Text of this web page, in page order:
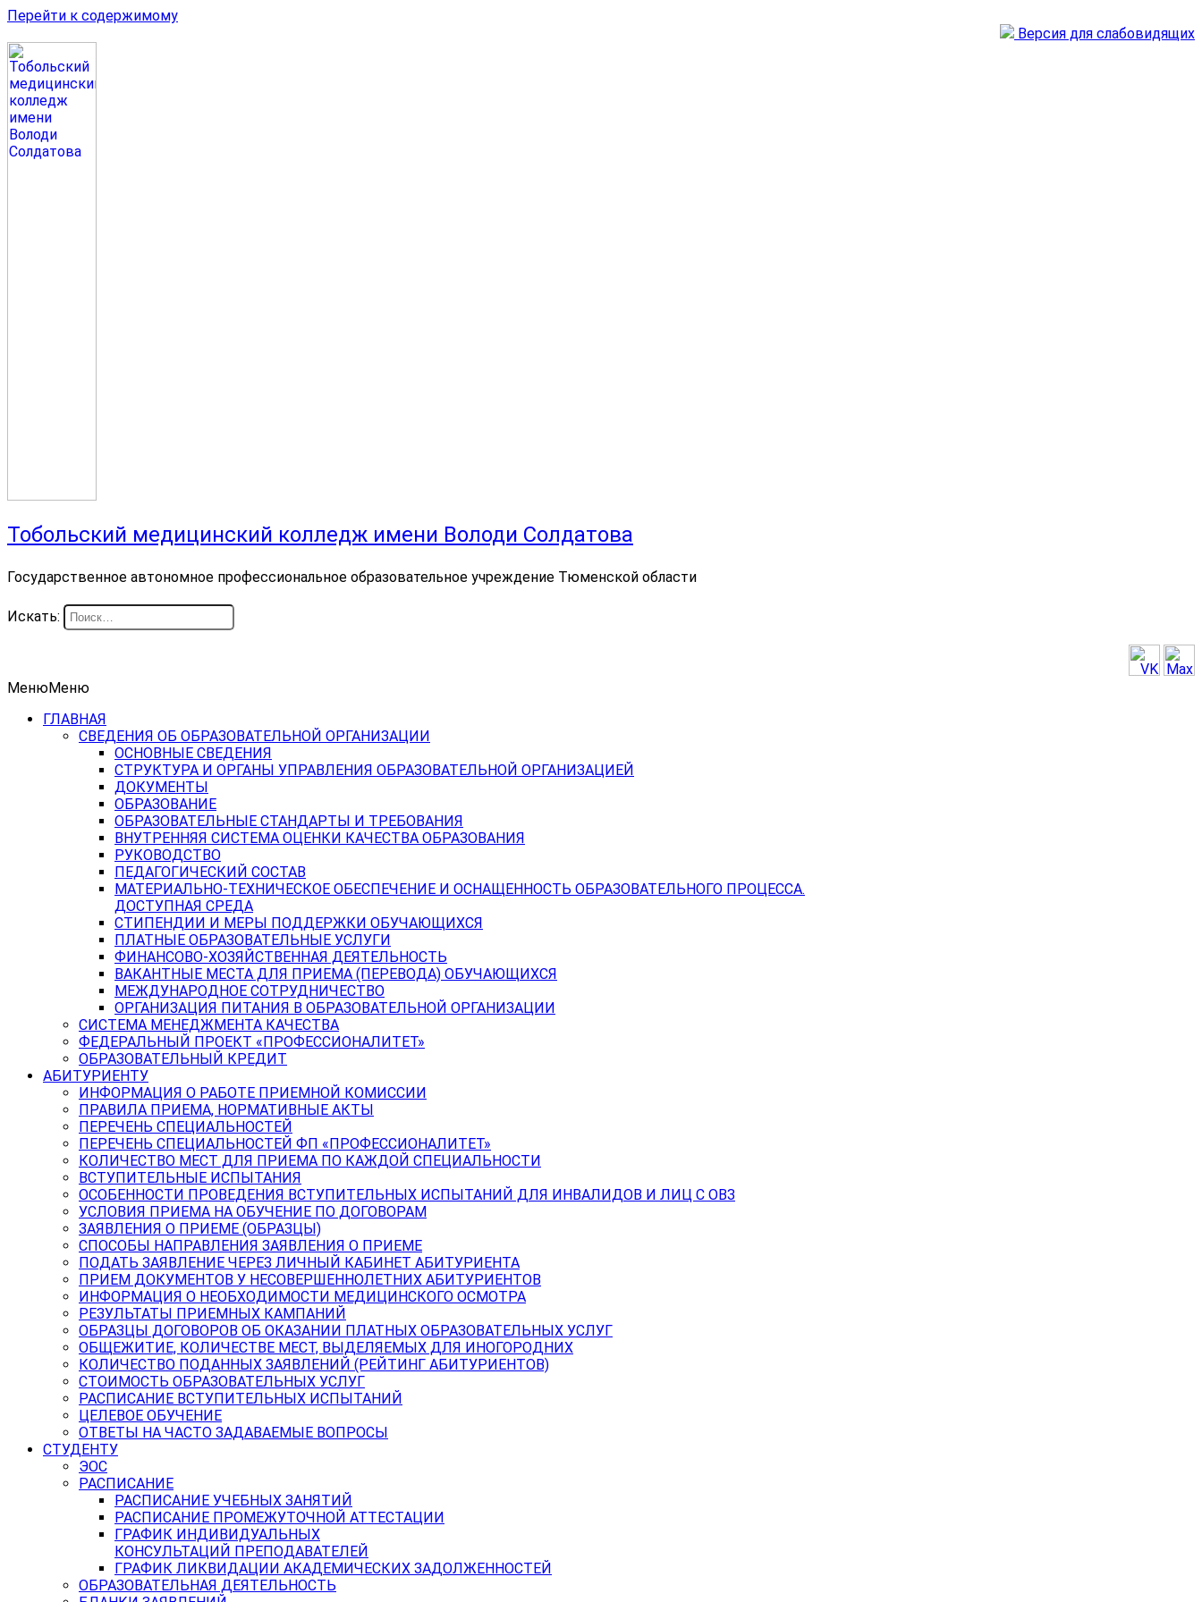
Перейти к содержимому
Версия для слабовидящих
Тобольский медицинский колледж имени Володи Солдатова
Государственное автономное профессиональное образовательное учреждение Тюменской области
Искать:
МенюМеню
ГЛАВНАЯ
СВЕДЕНИЯ ОБ ОБРАЗОВАТЕЛЬНОЙ ОРГАНИЗАЦИИ
ОСНОВНЫЕ СВЕДЕНИЯ
СТРУКТУРА И ОРГАНЫ УПРАВЛЕНИЯ ОБРАЗОВАТЕЛЬНОЙ ОРГАНИЗАЦИЕЙ
ДОКУМЕНТЫ
ОБРАЗОВАНИЕ
ОБРАЗОВАТЕЛЬНЫЕ СТАНДАРТЫ И ТРЕБОВАНИЯ
ВНУТРЕННЯЯ СИСТЕМА ОЦЕНКИ КАЧЕСТВА ОБРАЗОВАНИЯ
РУКОВОДСТВО
ПЕДАГОГИЧЕСКИЙ СОСТАВ
МАТЕРИАЛЬНО-ТЕХНИЧЕСКОЕ ОБЕСПЕЧЕНИЕ И ОСНАЩЕННОСТЬ ОБРАЗОВАТЕЛЬНОГО ПРОЦЕССА.
ДОСТУПНАЯ СРЕДА
СТИПЕНДИИ И МЕРЫ ПОДДЕРЖКИ ОБУЧАЮЩИХСЯ
ПЛАТНЫЕ ОБРАЗОВАТЕЛЬНЫЕ УСЛУГИ
ФИНАНСОВО-ХОЗЯЙСТВЕННАЯ ДЕЯТЕЛЬНОСТЬ
ВАКАНТНЫЕ МЕСТА ДЛЯ ПРИЕМА (ПЕРЕВОДА) ОБУЧАЮЩИХСЯ
МЕЖДУНАРОДНОЕ СОТРУДНИЧЕСТВО
ОРГАНИЗАЦИЯ ПИТАНИЯ В ОБРАЗОВАТЕЛЬНОЙ ОРГАНИЗАЦИИ
СИСТЕМА МЕНЕДЖМЕНТА КАЧЕСТВА
ФЕДЕРАЛЬНЫЙ ПРОЕКТ «ПРОФЕССИОНАЛИТЕТ»
ОБРАЗОВАТЕЛЬНЫЙ КРЕДИТ
АБИТУРИЕНТУ
ИНФОРМАЦИЯ О РАБОТЕ ПРИЕМНОЙ КОМИССИИ
ПРАВИЛА ПРИЕМА, НОРМАТИВНЫЕ АКТЫ
ПЕРЕЧЕНЬ СПЕЦИАЛЬНОСТЕЙ
ПЕРЕЧЕНЬ СПЕЦИАЛЬНОСТЕЙ ФП «ПРОФЕССИОНАЛИТЕТ»
КОЛИЧЕСТВО МЕСТ ДЛЯ ПРИЕМА ПО КАЖДОЙ СПЕЦИАЛЬНОСТИ
ВСТУПИТЕЛЬНЫЕ ИСПЫТАНИЯ
ОСОБЕННОСТИ ПРОВЕДЕНИЯ ВСТУПИТЕЛЬНЫХ ИСПЫТАНИЙ ДЛЯ ИНВАЛИДОВ И ЛИЦ С ОВЗ
УСЛОВИЯ ПРИЕМА НА ОБУЧЕНИЕ ПО ДОГОВОРАМ
ЗАЯВЛЕНИЯ О ПРИЕМЕ (ОБРАЗЦЫ)
СПОСОБЫ НАПРАВЛЕНИЯ ЗАЯВЛЕНИЯ О ПРИЕМЕ
ПОДАТЬ ЗАЯВЛЕНИЕ ЧЕРЕЗ ЛИЧНЫЙ КАБИНЕТ АБИТУРИЕНТА
ПРИЕМ ДОКУМЕНТОВ У НЕСОВЕРШЕННОЛЕТНИХ АБИТУРИЕНТОВ
ИНФОРМАЦИЯ О НЕОБХОДИМОСТИ МЕДИЦИНСКОГО ОСМОТРА
РЕЗУЛЬТАТЫ ПРИЕМНЫХ КАМПАНИЙ
ОБРАЗЦЫ ДОГОВОРОВ ОБ ОКАЗАНИИ ПЛАТНЫХ ОБРАЗОВАТЕЛЬНЫХ УСЛУГ
ОБЩЕЖИТИЕ, КОЛИЧЕСТВЕ МЕСТ, ВЫДЕЛЯЕМЫХ ДЛЯ ИНОГОРОДНИХ
КОЛИЧЕСТВО ПОДАННЫХ ЗАЯВЛЕНИЙ (РЕЙТИНГ АБИТУРИЕНТОВ)
СТОИМОСТЬ ОБРАЗОВАТЕЛЬНЫХ УСЛУГ
РАСПИСАНИЕ ВСТУПИТЕЛЬНЫХ ИСПЫТАНИЙ
ЦЕЛЕВОЕ ОБУЧЕНИЕ
ОТВЕТЫ НА ЧАСТО ЗАДАВАЕМЫЕ ВОПРОСЫ
СТУДЕНТУ
ЭОС
РАСПИСАНИЕ
РАСПИСАНИЕ УЧЕБНЫХ ЗАНЯТИЙ
РАСПИСАНИЕ ПРОМЕЖУТОЧНОЙ АТТЕСТАЦИИ
ГРАФИК ИНДИВИДУАЛЬНЫХ
КОНСУЛЬТАЦИЙ ПРЕПОДАВАТЕЛЕЙ
ГРАФИК ЛИКВИДАЦИИ АКАДЕМИЧЕСКИХ ЗАДОЛЖЕННОСТЕЙ
ОБРАЗОВАТЕЛЬНАЯ ДЕЯТЕЛЬНОСТЬ